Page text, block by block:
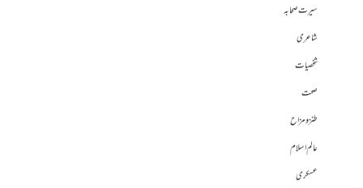
سیرت صحابہ
شاعری
شخصیات
صحت
طنز و مزاح
عالم اسلام
عسکری